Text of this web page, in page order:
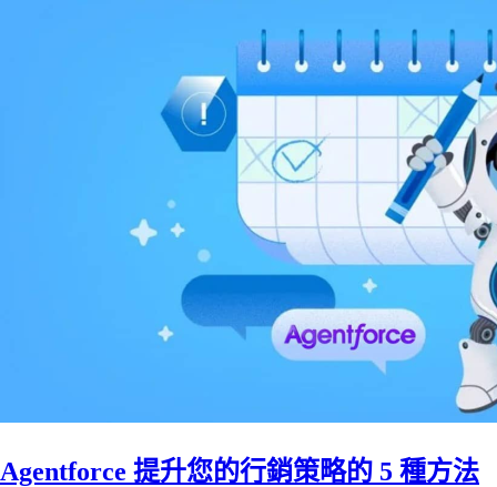
Agentforce 提升您的行銷策略的 5 種方法